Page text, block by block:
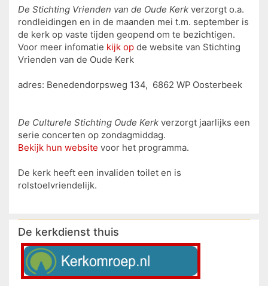
De Stichting Vrienden van de Oude Kerk verzorgt o.a.
rondleidingen en in de maanden mei t.m. september is
de kerk op vaste tijden geopend om te bezichtigen.
Voor meer infomatie kijk op de website van Stichting
Vrienden van de Oude Kerk
adres: Benedendorpsweg 134, 6862 WP Oosterbeek
De Culturele Stichting Oude Kerk verzorgt jaarlijks een
serie concerten op zondagmiddag.
Bekijk hun website voor het programma.
De kerk heeft een invaliden toilet en is
rolstoelvriendelijk.
De kerkdienst thuis